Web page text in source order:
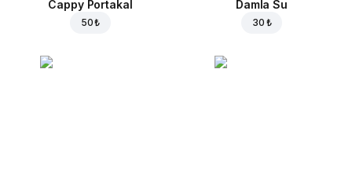
Cappy Portakal
50 ₺
Damla Su
30 ₺